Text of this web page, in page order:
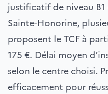
justificatif de niveau
Sainte-Honorine,
proposent le TCF à
175 €. Délai moyen
selon le centre choisi.
efficacement pour